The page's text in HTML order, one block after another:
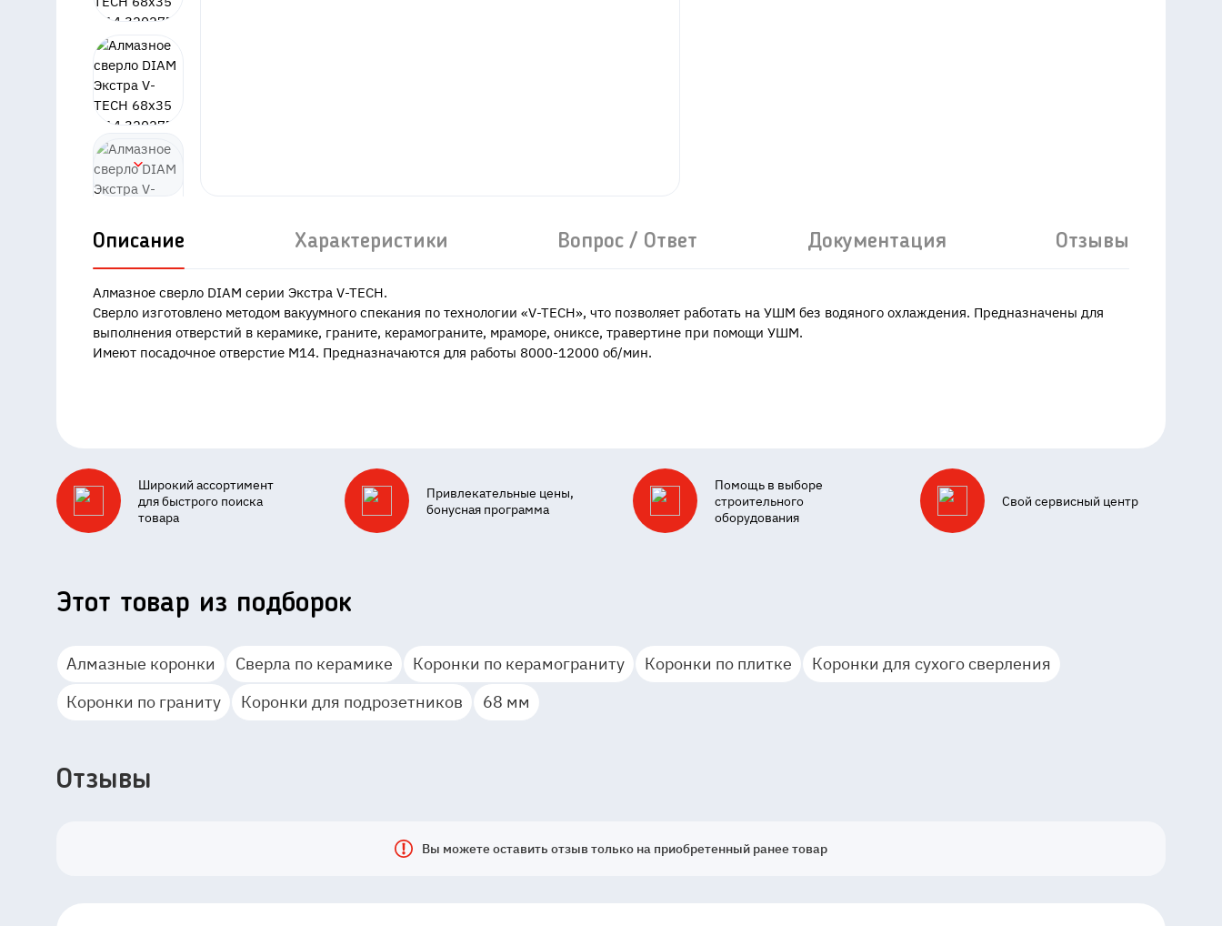
Описание Характеристики Вопрос / Ответ Документация Отзывы
Алмазное сверло DIAM серии Экстра V-TECH.
Сверло изготовлено методом вакуумного спекания по технологии «V-TECH», что позволяет работать на УШМ без водяного охлаждения. Предназначены для
выполнения отверстий в керамике, граните, керамограните, мраморе, ониксе, травертине при помощи УШМ.
Имеют посадочное отверстие М14. Предназначаются для работы 8000-12000 об/мин.
Широкий ассортимент
для быстрого поиска
товара
Привлекательные цены,
бонусная программа
Помощь в выборе
строительного
оборудования
Свой сервисный центр
Этот товар из подборок
Алмазные коронки Сверла по керамике Коронки по керамограниту Коронки по плитке
Коронки для сухого сверления
Коронки по граниту
Коронки для подрозетников 68 мм
Отзывы
Вы можете оставить отзыв только на приобретенный ранее товар